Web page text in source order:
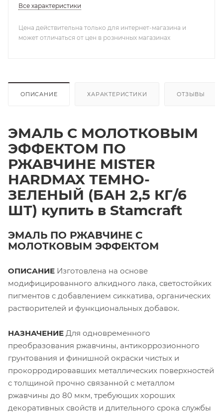
Все характеристики
Цена действительна только для интернет-магазина и
может отличаться от цен в розничных магазинах
ОПИСАНИЕ ХАРАКТЕРИСТИКИ ОТЗЫВЫ
ЭМАЛЬ С МОЛОТКОВЫМ
ЭФФЕКТОМ ПО
РЖАВЧИНЕ MISTER
HARDMAX ТЕМНО-
ЗЕЛЕНЫЙ (БАН 2,5 КГ/6
ШТ) купить в Stamcraft
ЭМАЛЬ ПО РЖАВЧИНЕ С
МОЛОТКОВЫМ ЭФФЕКТОМ
ОПИСАНИЕ Изготовлена на основе
модифицированного алкидного лака, светостойких
пигментов с добавлением сиккатива, органических
растворителей и функциональных добавок.
НАЗНАЧЕНИЕ Для одновременного
преобразования ржавчины, антикоррозионного
грунтования и финишной окраски чистых и
прокорродировавших металлических поверхностей
с толщиной прочно связанной с металлом
ржавчины до 80 мкм, требующих хороших
декоративных свойств и длительного срока службы